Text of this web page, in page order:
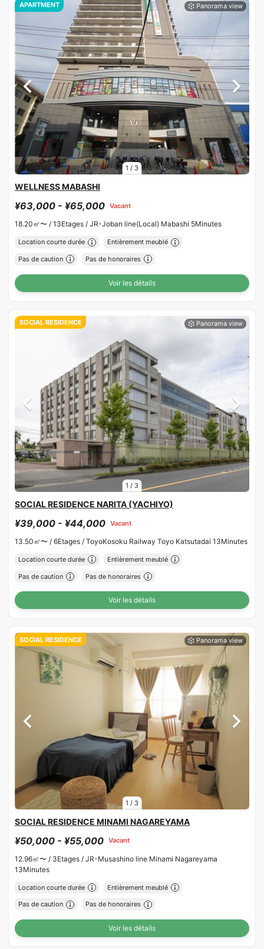
1 / 3
APARTMENT
WELLNESS MABASHI
¥63,000 - ¥65,000 Vacant
18.20㎡〜 / 13Etages / JR-Joban line(Local) Mabashi 5Minutes
Location courte durée Entièrement meublé
Pas de caution Pas de honoraires
Voir les détails
1 / 3
SOCIAL RESIDENCE
SOCIAL RESIDENCE NARITA (YACHIYO)
¥39,000 - ¥44,000 Vacant
13.50㎡〜 / 6Etages / ToyoKosoku Railway Toyo Katsutadai 13Minutes
Location courte durée Entièrement meublé
Pas de caution Pas de honoraires
Voir les détails
1 / 3
SOCIAL RESIDENCE
SOCIAL RESIDENCE MINAMI NAGAREYAMA
¥50,000 - ¥55,000 Vacant
12.96㎡〜 / 3Etages / JR-Musashino line Minami Nagareyama
13Minutes
Location courte durée Entièrement meublé
Pas de caution Pas de honoraires
Voir les détails